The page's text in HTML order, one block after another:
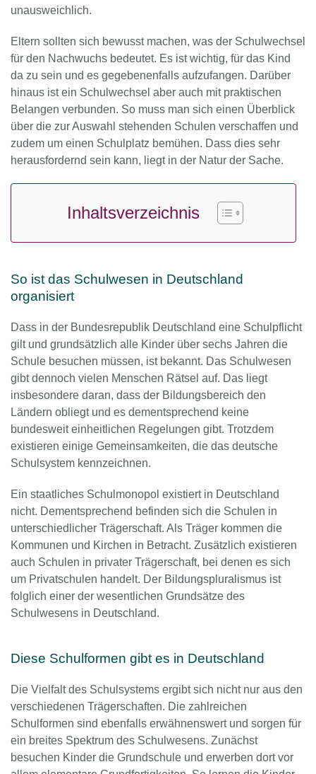
unausweichlich.
Eltern sollten sich bewusst machen, was der Schulwechsel
für den Nachwuchs bedeutet. Es ist wichtig, für das Kind
da zu sein und es gegebenenfalls aufzufangen. Darüber
hinaus ist ein Schulwechsel aber auch mit praktischen
Belangen verbunden. So muss man sich einen Überblick
über die zur Auswahl stehenden Schulen verschaffen und
zudem um einen Schulplatz bemühen. Dass dies sehr
herausfordernd sein kann, liegt in der Natur der Sache.
Inhaltsverzeichnis
So ist das Schulwesen in Deutschland
organisiert
Dass in der Bundesrepublik Deutschland eine Schulpflicht
gilt und grundsätzlich alle Kinder über sechs Jahren die
Schule besuchen müssen, ist bekannt. Das Schulwesen
gibt dennoch vielen Menschen Rätsel auf. Das liegt
insbesondere daran, dass der Bildungsbereich den
Ländern obliegt und es dementsprechend keine
bundesweit einheitlichen Regelungen gibt. Trotzdem
existieren einige Gemeinsamkeiten, die das deutsche
Schulsystem kennzeichnen.
Ein staatliches Schulmonopol existiert in Deutschland
nicht. Dementsprechend befinden sich die Schulen in
unterschiedlicher Trägerschaft. Als Träger kommen die
Kommunen und Kirchen in Betracht. Zusätzlich existieren
auch Schulen in privater Trägerschaft, bei denen es sich
um Privatschulen handelt. Der Bildungspluralismus ist
folglich einer der wesentlichen Grundsätze des
Schulwesens in Deutschland.
Diese Schulformen gibt es in Deutschland
Die Vielfalt des Schulsystems ergibt sich nicht nur aus den
verschiedenen Trägerschaften. Die zahlreichen
Schulformen sind ebenfalls erwähnenswert und sorgen für
ein breites Spektrum des Schulwesens. Zunächst
besuchen Kinder die Grundschule und erwerben dort vor